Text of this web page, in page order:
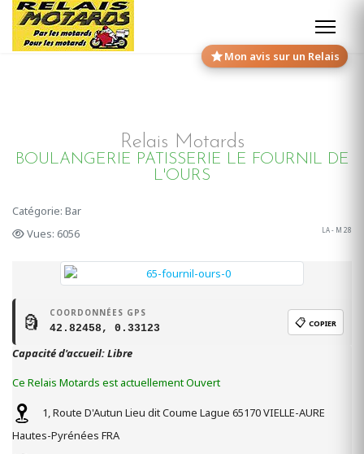
Mon avis sur un Relais
Relais Motards
BOULANGERIE PATISSERIE LE FOURNIL DE
L'OURS
Catégorie: Bar
Vues: 6056
LA - M 28
🗿 COORDONNÉES GPS
42.82458, 0.33123 📋 COPIER
Capacité d'accueil: Libre
Ce Relais Motards est actuellement Ouvert
1, Route D'Autun Lieu dit Coume Lague 65170VIELLE-AURE
Hautes-Pyrénées FRA